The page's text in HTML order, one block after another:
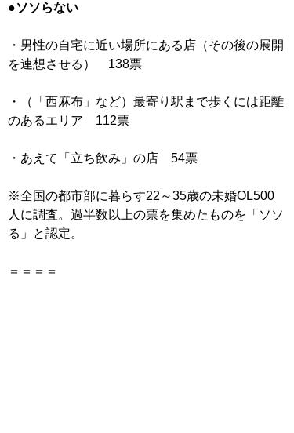
●ソソらない
・男性の自宅に近い場所にある店（その後の展開
を連想させる） 138票
・（「西麻布」など）最寄り駅まで歩くには距離
のあるエリア 112票
・あえて「立ち飲み」の店 54票
※全国の都市部に暮らす22～35歳の未婚OL500
人に調査。過半数以上の票を集めたものを「ソソ
る」と認定。
＝＝＝＝